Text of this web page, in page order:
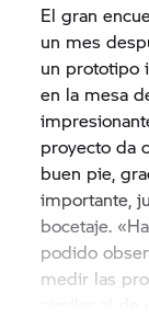
El gran
un mes
un prototipo
en la mesa
proyecto da
buen pie,
importante,
bocetaje.
podido
medir las
similar al de